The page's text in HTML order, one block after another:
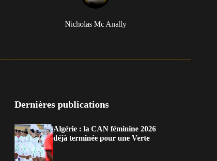
Nicholas Mc Anally
Dernières publications
Algérie : la CAN féminine 2026
déjà terminée pour une Verte